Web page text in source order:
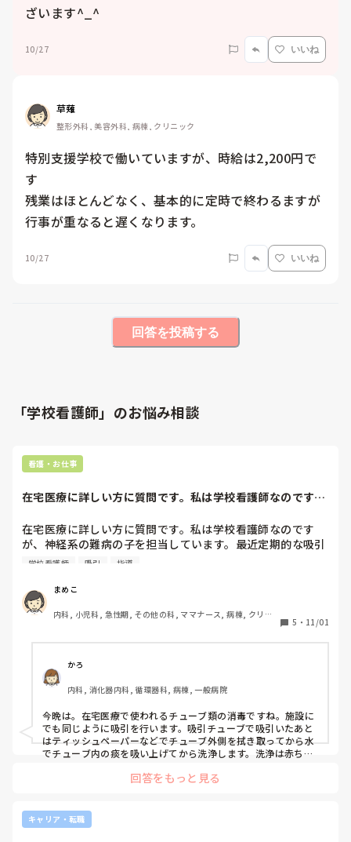
ざいます^_^
10/27 いいね
草薙
整形外科, 美容外科, 病棟, クリニック
特別支援学校で働いていますが、時給は2,200円で
す
残業はほとんどなく、基本的に定時で終わるますが
行事が重なると遅くなります。
10/27 いいね
回答を投稿する
「学校看護師」のお悩み相談
看護・お仕事
在宅医療に詳しい方に質問です。私は学校看護師なのです
在宅医療に詳しい方に質問です。私は学校看護師なのです
が、神経系の難病の子を担当しています。最近定期的な吸引
が必要になったのですが、持参品の中にアルコール綿が無か
の指導は病院で受けたがアルコール綿を使えとは言われたこ
とがないと言われてしまい持参して貰えそうにありません。
在宅医療なので吸引チューブは一日一本しか使えないし、ア
主治医へ提出する学校で行う医療行為のマニュアル（←私が
作成し主治医へ提出したもの）にはアル綿を使用するように
記載しました。そのマニュアル通りに医療行為を行うよう主
治医からも指示があるという状態です。聞きたいのは一日一
本の吸引チューブしか使用できない状況でアル綿を、使用せ
ずウェットティッシュ等で清拭する方法で口腔内吸引するこ
とってありですか？
学校看護師 吸引 指導
まめこ
内科, 小児科, 急性期, その他の科, ママナース, 病棟, クリニ
5 ・ 11/01
かろ
内科, 消化器内科, 循環器科, 病棟, 一般病院
今晩は。在宅医療で使われるチューブ類の消毒ですね。施設に
でも同じように吸引を行います。吸引チューブで吸引いたあと
はティッシュペーパーなどでチューブ外側を拭き取ってから水
でチューブ内の痰を吸い上げてから洗浄します。洗浄は赤ちゃ
ばわかると思います。市販で売っています。なので口腔内に入
可能になります。アルコール綿は使用しなくても大丈夫かと思
いますがあくまでも在宅での対応方法としてコメントさせて頂
回答をもっと見る
キャリア・転職